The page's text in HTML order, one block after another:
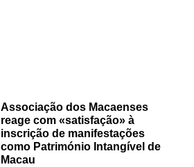
Associação dos Macaenses
reage com «satisfação» à
inscrição de manifestações
como Património Intangível de
Macau